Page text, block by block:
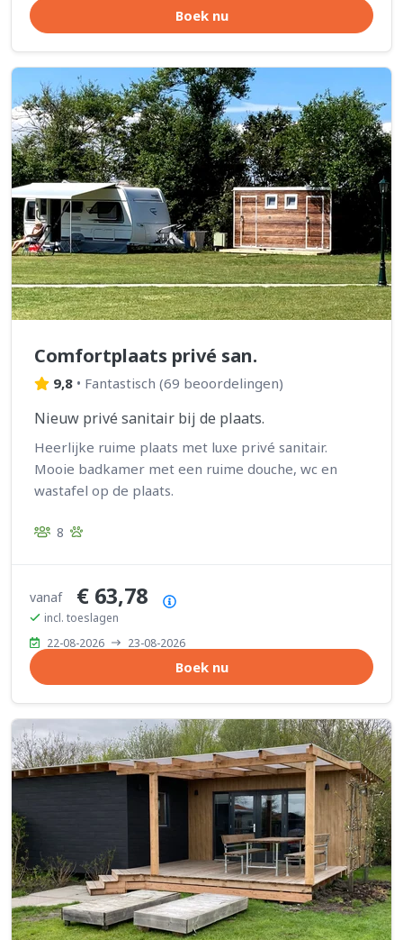
Boek nu
Comfortplaats privé san.
9,8 • Fantastisch (69 beoordelingen)
Nieuw privé sanitair bij de plaats.
Heerlijke ruime plaats met luxe privé sanitair.
Mooie badkamer met een ruime douche, wc en
wastafel op de plaats.
8
vanaf € 63,78
incl. toeslagen
22-08-2026
23-08-2026
Boek nu